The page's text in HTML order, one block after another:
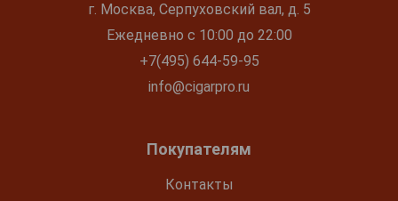
г. Москва, Серпуховский вал, д. 5
Ежедневно с 10:00 до 22:00
+7(495) 644-59-95
info@cigarpro.ru
Покупателям
Контакты